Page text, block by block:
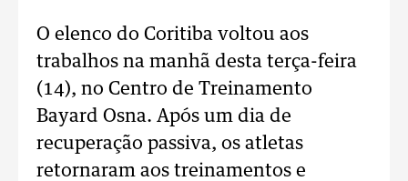
O elenco do Coritiba voltou aos
trabalhos na manhã desta terça-feira
(14), no Centro de Treinamento
Bayard Osna. Após um dia de
recuperação passiva, os atletas
retornaram aos treinamentos e